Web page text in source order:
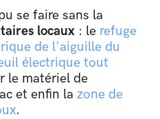
se faire sans la
locaux : le refuge
de l'aiguille du
électrique tout
le matériel de
et enfin lazone de
.